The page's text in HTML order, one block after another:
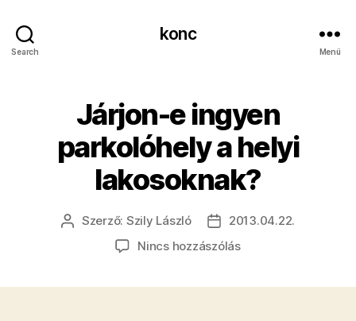
Search
konc
Menü
Járjon-e ingyen
parkolóhely a helyi
lakosoknak?
Bejegyzés
Szerző: Szily László
Bejegyzés
dátuma
2013.04.22.
Nincs hozzászólása(z)